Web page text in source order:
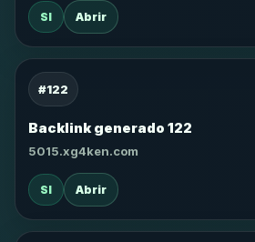
SI Abrir
#122
Backlink generado 122
5015.xg4ken.com
SI Abrir